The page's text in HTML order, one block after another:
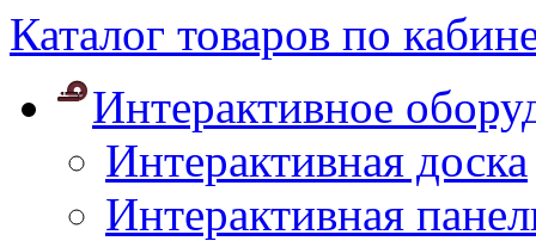
Каталог товаров по
Интерактивное
Интерактивная доска
Интерактивная